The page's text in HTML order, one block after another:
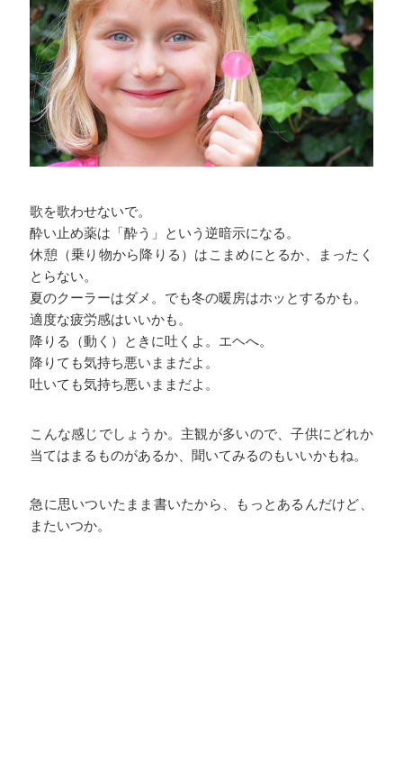
歌を歌わせないで。
酔い止め薬は「酔う」という逆暗示になる。
休憩（乗り物から降りる）はこまめにとるか、まったく
とらない。
夏のクーラーはダメ。でも冬の暖房はホッとするかも。
適度な疲労感はいいかも。
降りる（動く）ときに吐くよ。エヘへ。
降りても気持ち悪いままだよ。
吐いても気持ち悪いままだよ。
こんな感じでしょうか。主観が多いので、子供にどれか
当てはまるものがあるか、聞いてみるのもいいかもね。
急に思いついたまま書いたから、もっとあるんだけど、
またいつか。